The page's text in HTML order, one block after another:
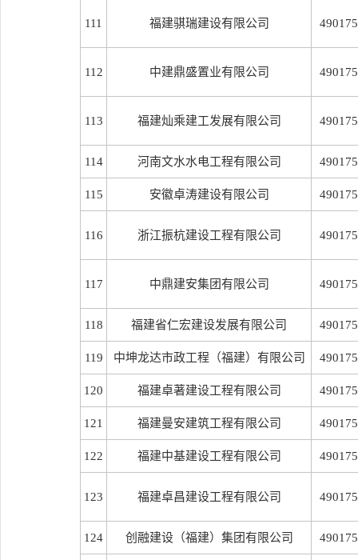
111 福建骐瑞建设有限公司
112 中建鼎盛置业有限公司
113 福建灿乘建工发展有限公司
114 河南文水水电工程有限公司
115 安徽卓涛建设有限公司
116 浙江振杭建设工程有限公司
117 中鼎建安集团有限公司
118 福建省仁宏建设发展有限公司
119 中坤龙达市政工程（福建）有限公司
120 福建卓著建设工程有限公司
121 福建曼安建筑工程有限公司
122 福建中基建设工程有限公司
123 福建卓昌建设工程有限公司
124 创融建设（福建）集团有限公司